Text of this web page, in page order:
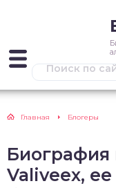
Главная Блогеры
Биография
Valiveex,